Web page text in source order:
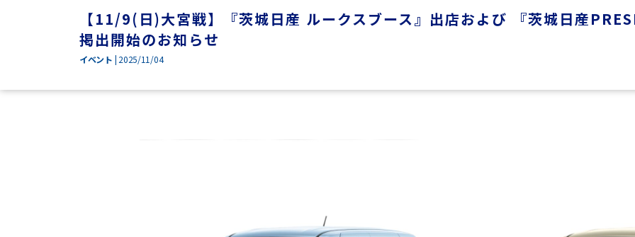
【11/9(日)大宮戦】『茨城日産 ルークスブース』出店および 『茨城日産
掲出開始のお知らせ
イベント | 2025/11/04